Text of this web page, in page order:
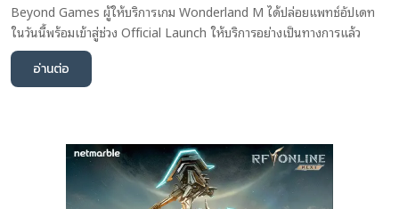
Beyond Games ผู้ให้บริการเกม Wonderland M ได้ปล่อยแพทช์อัปเดท
ในวันนี้พร้อมเข้าสู่ช่วง Official Launch ให้บริการอย่างเป็นทางการแล้ว
อ่านต่อ